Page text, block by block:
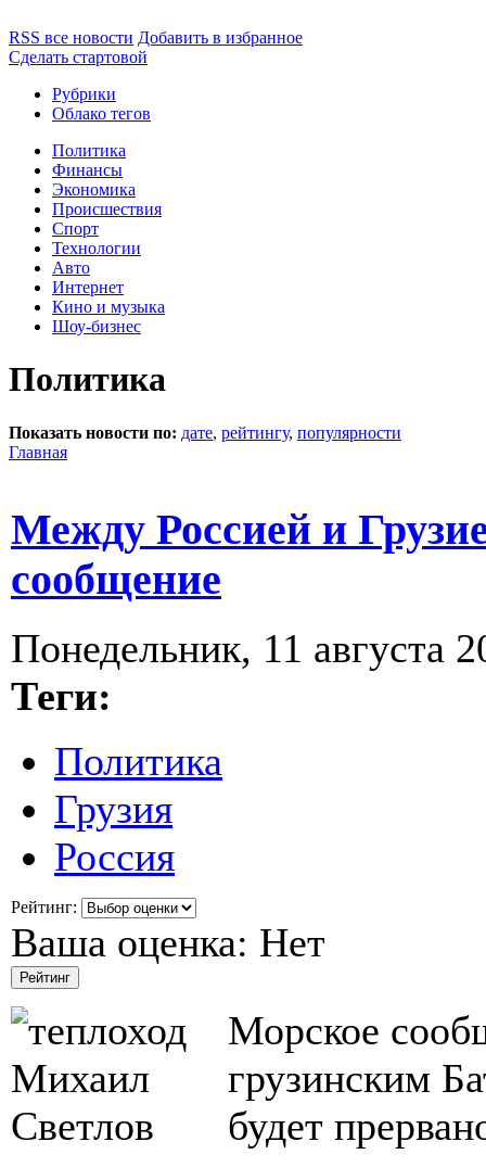
RSS все новости Добавить в избранное
Сделать стартовой
Рубрики
Облако тегов
Политика
Финансы
Экономика
Происшествия
Спорт
Технологии
Авто
Интернет
Кино и музыка
Шоу-бизнес
Политика
Показать новости по: дате, рейтингу, популярности
Главная
Между Россией и
сообщение
Понедельник, 11 августа
Теги:
Политика
Грузия
Россия
Рейтинг:
Ваша оценка: Нет
Морское
грузинским
будет